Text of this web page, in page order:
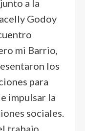
a la
Godoy
mi Barrio,
los
para
impulsar la
sociales.